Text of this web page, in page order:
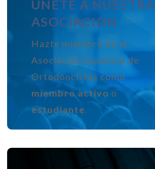
ÚNETE A NUESTRA
ASOCIACIÓN
Hazte miembro de la
Asociación Española de
Ortodoncistas como
miembro activo o
estudiante.